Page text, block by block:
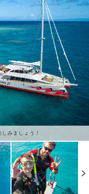
みましょう！
バリアリーフ